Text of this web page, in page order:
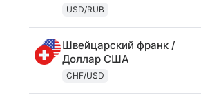
USD/RUB
Швейцарский франк /
Доллар США
CHF/USD